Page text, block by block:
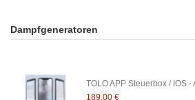
Dampfgeneratoren
TOLO APP Steuerbox / IOS -
189,00 €